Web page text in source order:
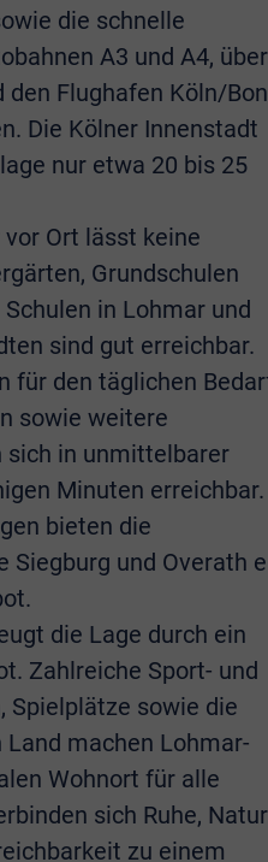
die schnelle
A3 und A4, über
den Flughafen Köln/
Die Kölner Innenstadt
nur etwa 20 bis 25
Ort lässt keine
Grundschulen
in Lohmar und
sind gut erreichbar.
für den täglichen
sowie weitere
sich in unmittelbarer
Minuten erreichbar.
bieten die
Siegburg und Overath
die Lage durch ein
Zahlreiche Sport- und
Spielplätze sowie die
machen Lohmar-
Wohnort für alle
sich Ruhe, Natur
zu einem